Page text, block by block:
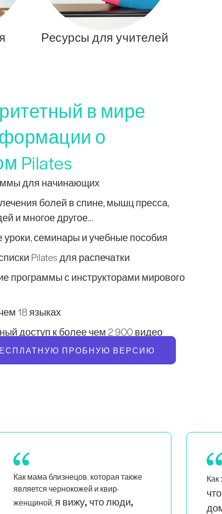
Ресурсы для учителей
в мире
о
Pilates
для начинающих
болей в спине, мышц пресса,
и многое другое...
семинары и учебные пособия
Pilates для распечатки
программы с инструкторами мирового
18 языках
доступ к более чем 2 900 видео
ПРОБНУЮ ВЕРСИЮ
Как занятой маме,мне нравится,
что здесь легко заниматься
дома. А прогрессии заставляют